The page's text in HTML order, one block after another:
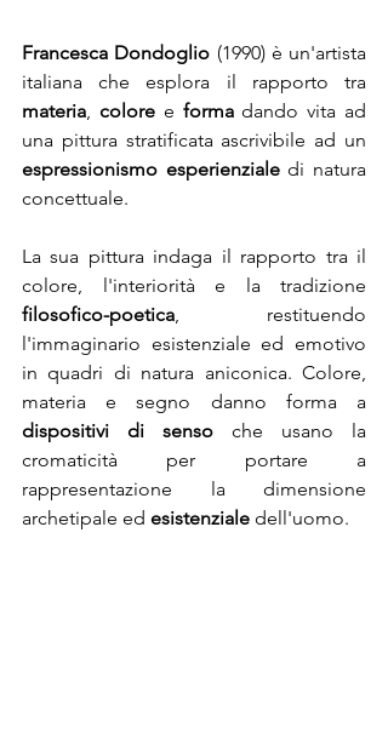
Francesca Dondoglio (1990) è un'artista
materia, colore e forma dando vita ad
espressionismo esperienziale di natura
concettuale.
La sua pittura indaga il rapporto tra il
filosofico-poetica, restituendo
l'immaginario esistenziale ed emotivo
in quadri di natura aniconica. Colore,
dispositivi di senso che usano la
cromaticità per portare a
rappresentazione la dimensione
archetipale ed esistenziale dell'uomo.